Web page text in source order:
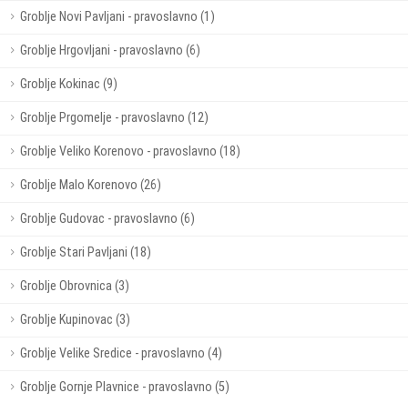
Groblje Novi Pavljani - pravoslavno (1)
Groblje Hrgovljani - pravoslavno (6)
Groblje Kokinac (9)
Groblje Prgomelje - pravoslavno (12)
Groblje Veliko Korenovo - pravoslavno (18)
Groblje Malo Korenovo (26)
Groblje Gudovac - pravoslavno (6)
Groblje Stari Pavljani (18)
Groblje Obrovnica (3)
Groblje Kupinovac (3)
Groblje Velike Sredice - pravoslavno (4)
Groblje Gornje Plavnice - pravoslavno (5)